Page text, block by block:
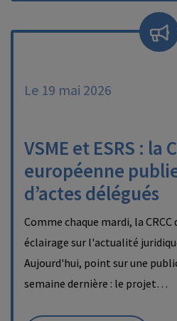
Le 19 mai 2026
VSME et ESRS : la
européenne
d’actes délégués
Comme chaque mardi, la
éclairage sur l'actualité
Aujourd'hui, point sur une
semaine dernière : le projet…